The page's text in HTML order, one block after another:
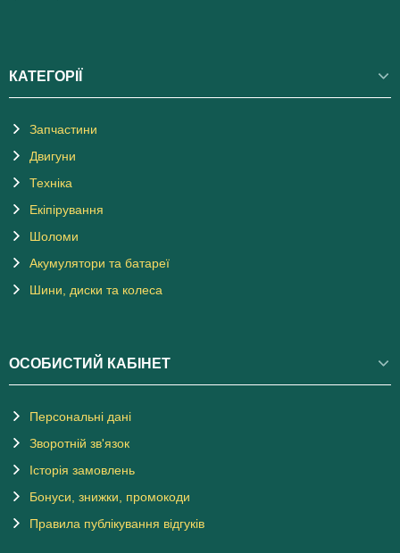
КАТЕГОРІЇ
Запчастини
Двигуни
Техніка
Екіпірування
Шоломи
Акумулятори та батареї
Шини, диски та колеса
ОСОБИСТИЙ КАБІНЕТ
Персональні дані
Зворотній зв'язок
Історія замовлень
Бонуси, знижки, промокоди
Правила публікування відгуків